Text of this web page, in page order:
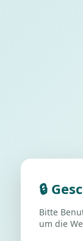
🔒
Bitte
um die